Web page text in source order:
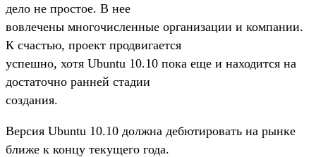
дело не простое. В нее
вовлечены многочисленные организации и компании.
К счастью, проект продвигается
успешно, хотя Ubuntu 10.10 пока еще и находится на
достаточно ранней стадии
создания.
Версия Ubuntu 10.10 должна дебютировать на рынке
ближе к концу текущего года.